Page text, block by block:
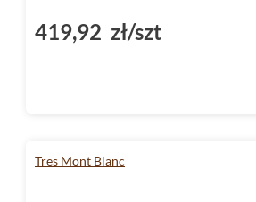
419,92 zł/szt
Tres Mont Blanc